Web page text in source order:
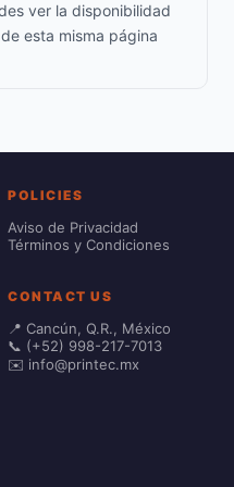
ver la disponibilidad
esta misma página
POLICIES
Aviso de Privacidad
Términos y Condiciones
CONTACT US
📍 Cancún, Q.R., México
📞 (+52) 998-217-7013
✉️ info@printec.mx